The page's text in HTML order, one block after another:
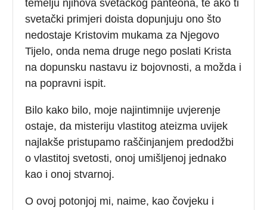
temelju njihova svetačkog panteona, te ako ti
svetački primjeri doista dopunjuju ono što
nedostaje Kristovim mukama za Njegovo
Tijelo, onda nema druge nego poslati Krista
na dopunsku nastavu iz bojovnosti, a možda i
na popravni ispit.
Bilo kako bilo, moje najintimnije uvjerenje
ostaje, da misteriju vlastitog ateizma uvijek
najlakše pristupamo raščinjanjem predodžbi
o vlastitoj svetosti, onoj umišljenoj jednako
kao i onoj stvarnoj.
O ovoj potonjoj mi, naime, kao čovjeku i